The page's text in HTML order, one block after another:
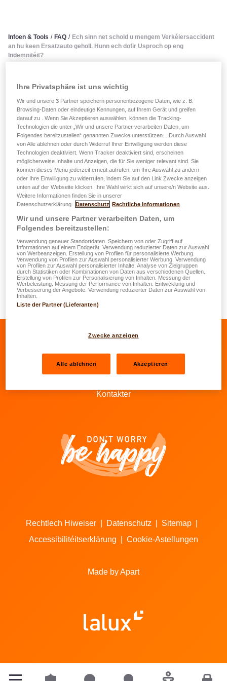
Infoen & Tools / FAQ / Ech sinn net schold u mengem Verkéiersaccident
an hu keen Ersatzauto geholl. Hunn ech dofir Usproch op eng
Indemnitéit?
Ech sinn net schold u mengem
Verkéiersaccident an hu keen
Ersatzauto geholl. Hunn ech
dofir Usproch op eng
Indemnitéit?
D'Affer vu Verkéiersaccidenter gräifen dacks net op en
Ersatzauto zeréck. Och wann d'Assurance hinnen
d'Forfaiten, déi fir esou en Ersatzauto virgesi sinn, net
ausbezilt, engagéiert si sech, all d'Deplacementsfraise bei
der Assurance vum Verantwortleche fir den Accident
anzefuerderen.
Dës Fraise ginn net vun Ärer Assurance virgestreckt, mee
sinn Deel vun der Entschiedegung, déi d'Assurance vun
der verantwortlecher Drëttpersoun Iech iwwerweist.
Kontakter
Rechtlech Hiweiser Datenschutz Sitemap
Accessibilitéitserklärung
Cookie-Astellungen
Made by Apart
Ihre Privatsphäre ist uns wichtig
Wir und unsere3 Partner speichern personenbezogene Daten, wie z. B.
Browsing-Daten oder eindeutige Kennungen, auf Ihrem Gerät und greifen
darauf zu . Wenn Sie Akzeptieren auswählen, können die Tracking-
Technologien die unter „Wir und unsere Partner verarbeiten Daten, um
Folgendes bereitzustellen“ genannten Zwecke unterstützen. . Durch Auswahl
von Alle ablehnen oder durch Widerruf Ihrer Einwilligung werden diese
Technologien deaktiviert. Wenn Tracker deaktiviert sind, erscheinen
möglicherweise Inhalte und Anzeigen, die für Sie weniger relevant sind. Sie
können dieses Menü jederzeit erneut aufrufen, um Ihre Auswahl zu ändern
oder Ihre Einwilligung zu widerrufen, indem Sie auf den Link Zwecke anzeigen
unten auf der Webseite klicken. Ihre Wahl wirkt sich auf unsere/n Website aus.
Weitere Informationen finden Sie in unserer
Datenschutzerklärung.
Datenschutz Rechtliche Informationen
Wir und unsere Partner verarbeiten Daten, um
Folgendes bereitzustellen:
Verwendung genauer Standortdaten. Speichern von oder Zugriff auf
Informationen auf einem Endgerät. Verwendung reduzierter Daten zur Auswahl
von Werbeanzeigen. Erstellung von Profilen für personalisierte Werbung.
Verwendung von Profilen zur Auswahl personalisierter Werbung. Verwendung
von Profilen zur Auswahl personalisierter Inhalte. Analyse von Zielgruppen
durch Statistiken oder Kombinationen von Daten aus verschiedenen Quellen.
Erstellung von Profilen zur Personalisierung von Inhalten. Messung der
Werbeleistung. Messung der Performance von Inhalten. Entwicklung und
Verbesserung der Angebote. Verwendung reduzierter Daten zur Auswahl von
Inhalten.
Liste der Partner (Lieferanten)
Zwecke anzeigen
Alle ablehnen Akzeptieren